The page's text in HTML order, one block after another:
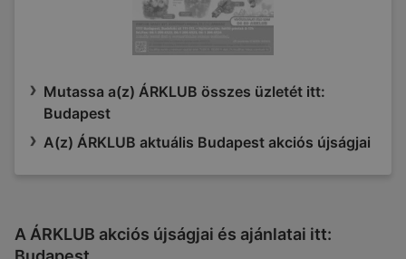
Mutassa a(z) ÁRKLUB összes üzletét itt:
Budapest
A(z) ÁRKLUB aktuális Budapest akciós újságjai
A ÁRKLUB akciós újságjai és ajánlatai itt: